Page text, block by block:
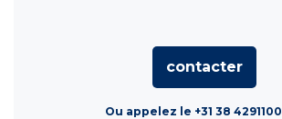
contacter
Ou appelez le +31 38 4291100